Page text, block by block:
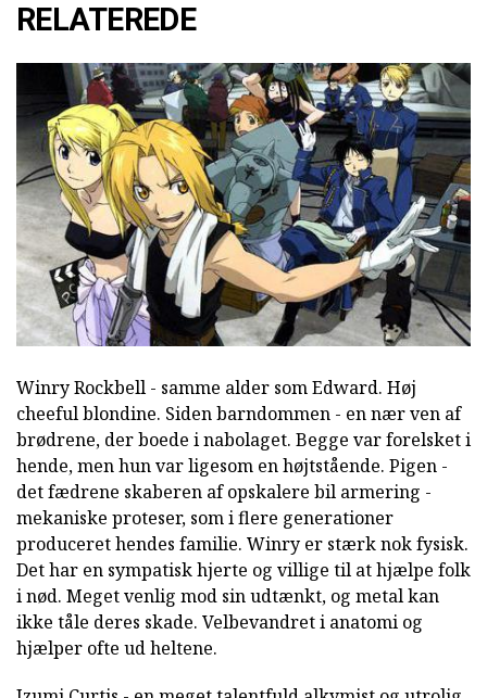
RELATEREDE
Winry Rockbell - samme alder som Edward. Høj
cheeful blondine. Siden barndommen - en nær ven af
brødrene, der boede i nabolaget. Begge var forelsket i
hende, men hun var ligesom en højtstående. Pigen -
det fædrene skaberen af opskalere bil armering -
mekaniske proteser, som i flere generationer
produceret hendes familie. Winry er stærk nok fysisk.
Det har en sympatisk hjerte og villige til at hjælpe folk
i nød. Meget venlig mod sin udtænkt, og metal kan
ikke tåle deres skade. Velbevandret i anatomi og
hjælper ofte ud heltene.